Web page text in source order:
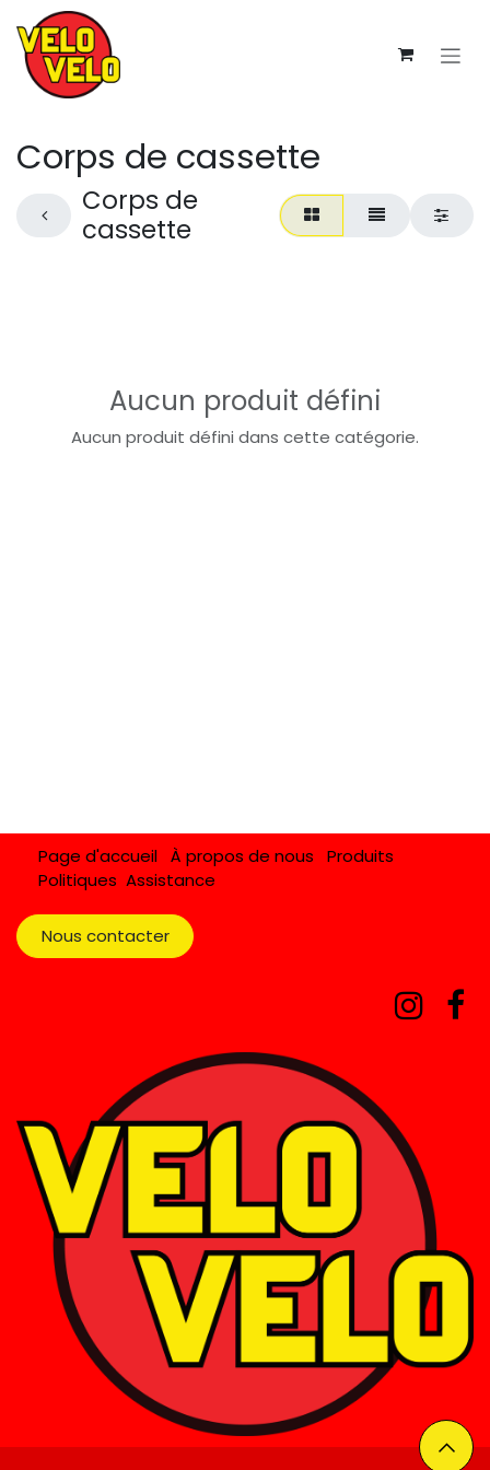
Se rendre au contenu
Corps de cassette
Corps de
cassette
Aucun produit défini
Aucun produit défini dans cette catégorie.
Page d'accueil À propos de nous
Produits
Politiques Assistance
Nous contacter​​​​​​